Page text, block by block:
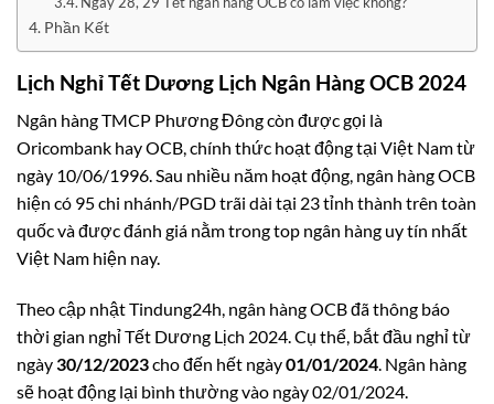
Phần Kết
Lịch Nghỉ Tết Dương Lịch Ngân Hàng OCB 2024
Ngân hàng TMCP Phương Đông còn được gọi là
Oricombank hay OCB, chính thức hoạt động tại Việt Nam từ
ngày 10/06/1996. Sau nhiều năm hoạt động, ngân hàng OCB
hiện có 95 chi nhánh/PGD trãi dài tại 23 tỉnh thành trên toàn
quốc và được đánh giá nằm trong top ngân hàng uy tín nhất
Việt Nam hiện nay.
Theo cập nhật Tindung24h, ngân hàng OCB đã thông báo
thời gian nghỉ Tết Dương Lịch 2024. Cụ thể, bắt đầu nghỉ từ
ngày30/12/2023cho đến hết ngày01/01/2024. Ngân hàng
sẽ hoạt động lại bình thường vào ngày 02/01/2024.